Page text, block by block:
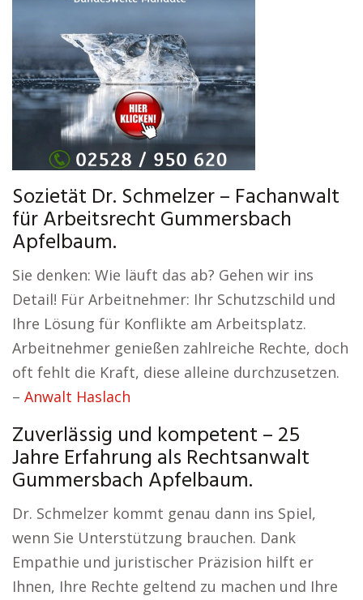
Sozietät Dr. Schmelzer – Fachanwalt
für Arbeitsrecht Gummersbach
Apfelbaum.
Sie denken: Wie läuft das ab? Gehen wir ins
Detail! Für Arbeitnehmer: Ihr Schutzschild und
Ihre Lösung für Konflikte am Arbeitsplatz.
Arbeitnehmer genießen zahlreiche Rechte, doch
oft fehlt die Kraft, diese alleine durchzusetzen.
– Anwalt Haslach
Zuverlässig und kompetent – 25
Jahre Erfahrung als Rechtsanwalt
Gummersbach Apfelbaum.
Dr. Schmelzer kommt genau dann ins Spiel,
wenn Sie Unterstützung brauchen. Dank
Empathie und juristischer Präzision hilft er
Ihnen, Ihre Rechte geltend zu machen und Ihre